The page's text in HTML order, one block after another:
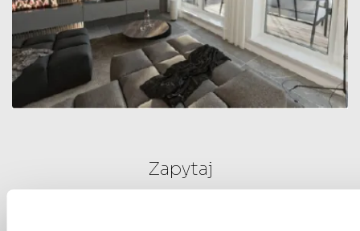
Zapytaj